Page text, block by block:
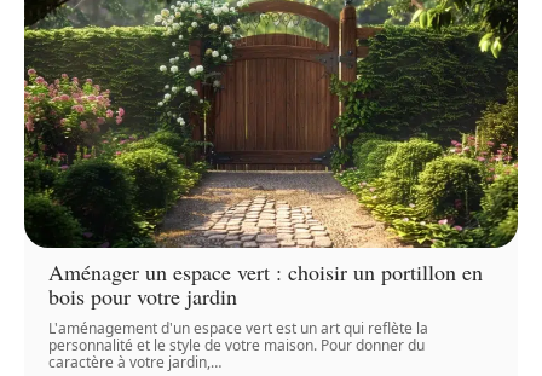
Aménager un espace vert : choisir un portillon en
bois pour votre jardin
L'aménagement d'un espace vert est un art qui reflète la
personnalité et le style de votre maison. Pour donner du
caractère à votre jardin,…